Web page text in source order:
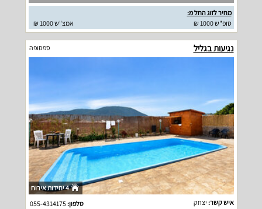
מחיר לזוג החל מ:
סופ"ש 1000 ₪
אמצ"ש 1000 ₪
נגיעות בגליל ספסופה
4 יחידות אירוח
איש קשר: יצחק טלפון:055-4314175